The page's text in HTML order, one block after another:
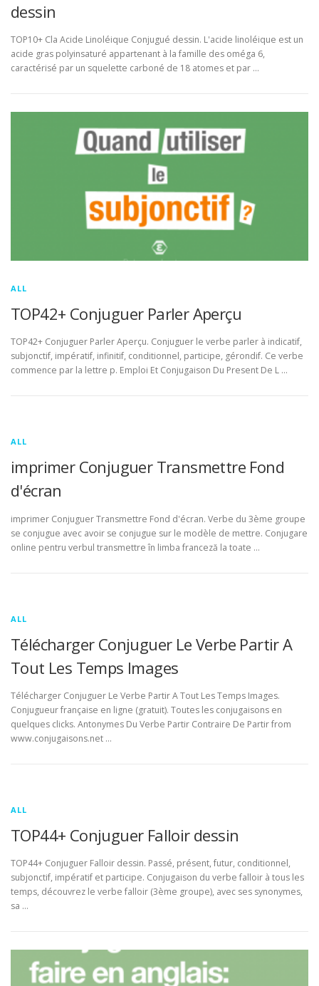
dessin
TOP10+ Cla Acide Linoléique Conjugué dessin. L'acide linoléique est un
acide gras polyinsaturé appartenant à la famille des oméga 6,
caractérisé par un squelette carboné de 18 atomes et par …
ALL
TOP42+ Conjuguer Parler Aperçu
TOP42+ Conjuguer Parler Aperçu. Conjuguer le verbe parler à indicatif,
subjonctif, impératif, infinitif, conditionnel, participe, gérondif. Ce verbe
commence par la lettre p. Emploi Et Conjugaison Du Present De L …
ALL
imprimer Conjuguer Transmettre Fond
d'écran
imprimer Conjuguer Transmettre Fond d'écran. Verbe du 3ème groupe
se conjugue avec avoir se conjugue sur le modèle de mettre. Conjugare
online pentru verbul transmettre în limba franceză la toate …
ALL
Télécharger Conjuguer Le Verbe Partir A
Tout Les Temps Images
Télécharger Conjuguer Le Verbe Partir A Tout Les Temps Images.
Conjugueur française en ligne (gratuit). Toutes les conjugaisons en
quelques clicks. Antonymes Du Verbe Partir Contraire De Partir from
www.conjugaisons.net …
ALL
TOP44+ Conjuguer Falloir dessin
TOP44+ Conjuguer Falloir dessin. Passé, présent, futur, conditionnel,
subjonctif, impératif et participe. Conjugaison du verbe falloir à tous les
temps, découvrez le verbe falloir (3ème groupe), avec ses synonymes,
sa …